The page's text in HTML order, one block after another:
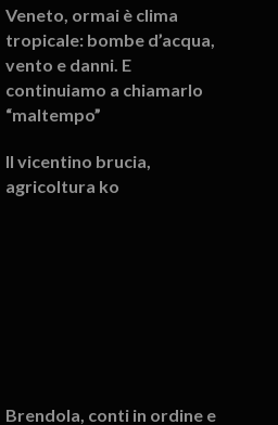
Veneto, ormai è clima
tropicale: bombe d’acqua,
vento e danni. E
continuiamo a chiamarlo
“maltempo”
Il vicentino brucia,
agricoltura ko
Brendola, conti in ordine e